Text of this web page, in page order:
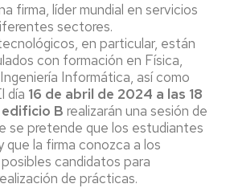
firma, líder mundial en servicios
sectores.
en particular, están
con formación en Física,
Informática, así como
día 16 de abril de 2024 a las 18
edificio B realizarán una sesión de
se pretende que los estudiantes
que la firma conozca a los
candidatos para
de prácticas.